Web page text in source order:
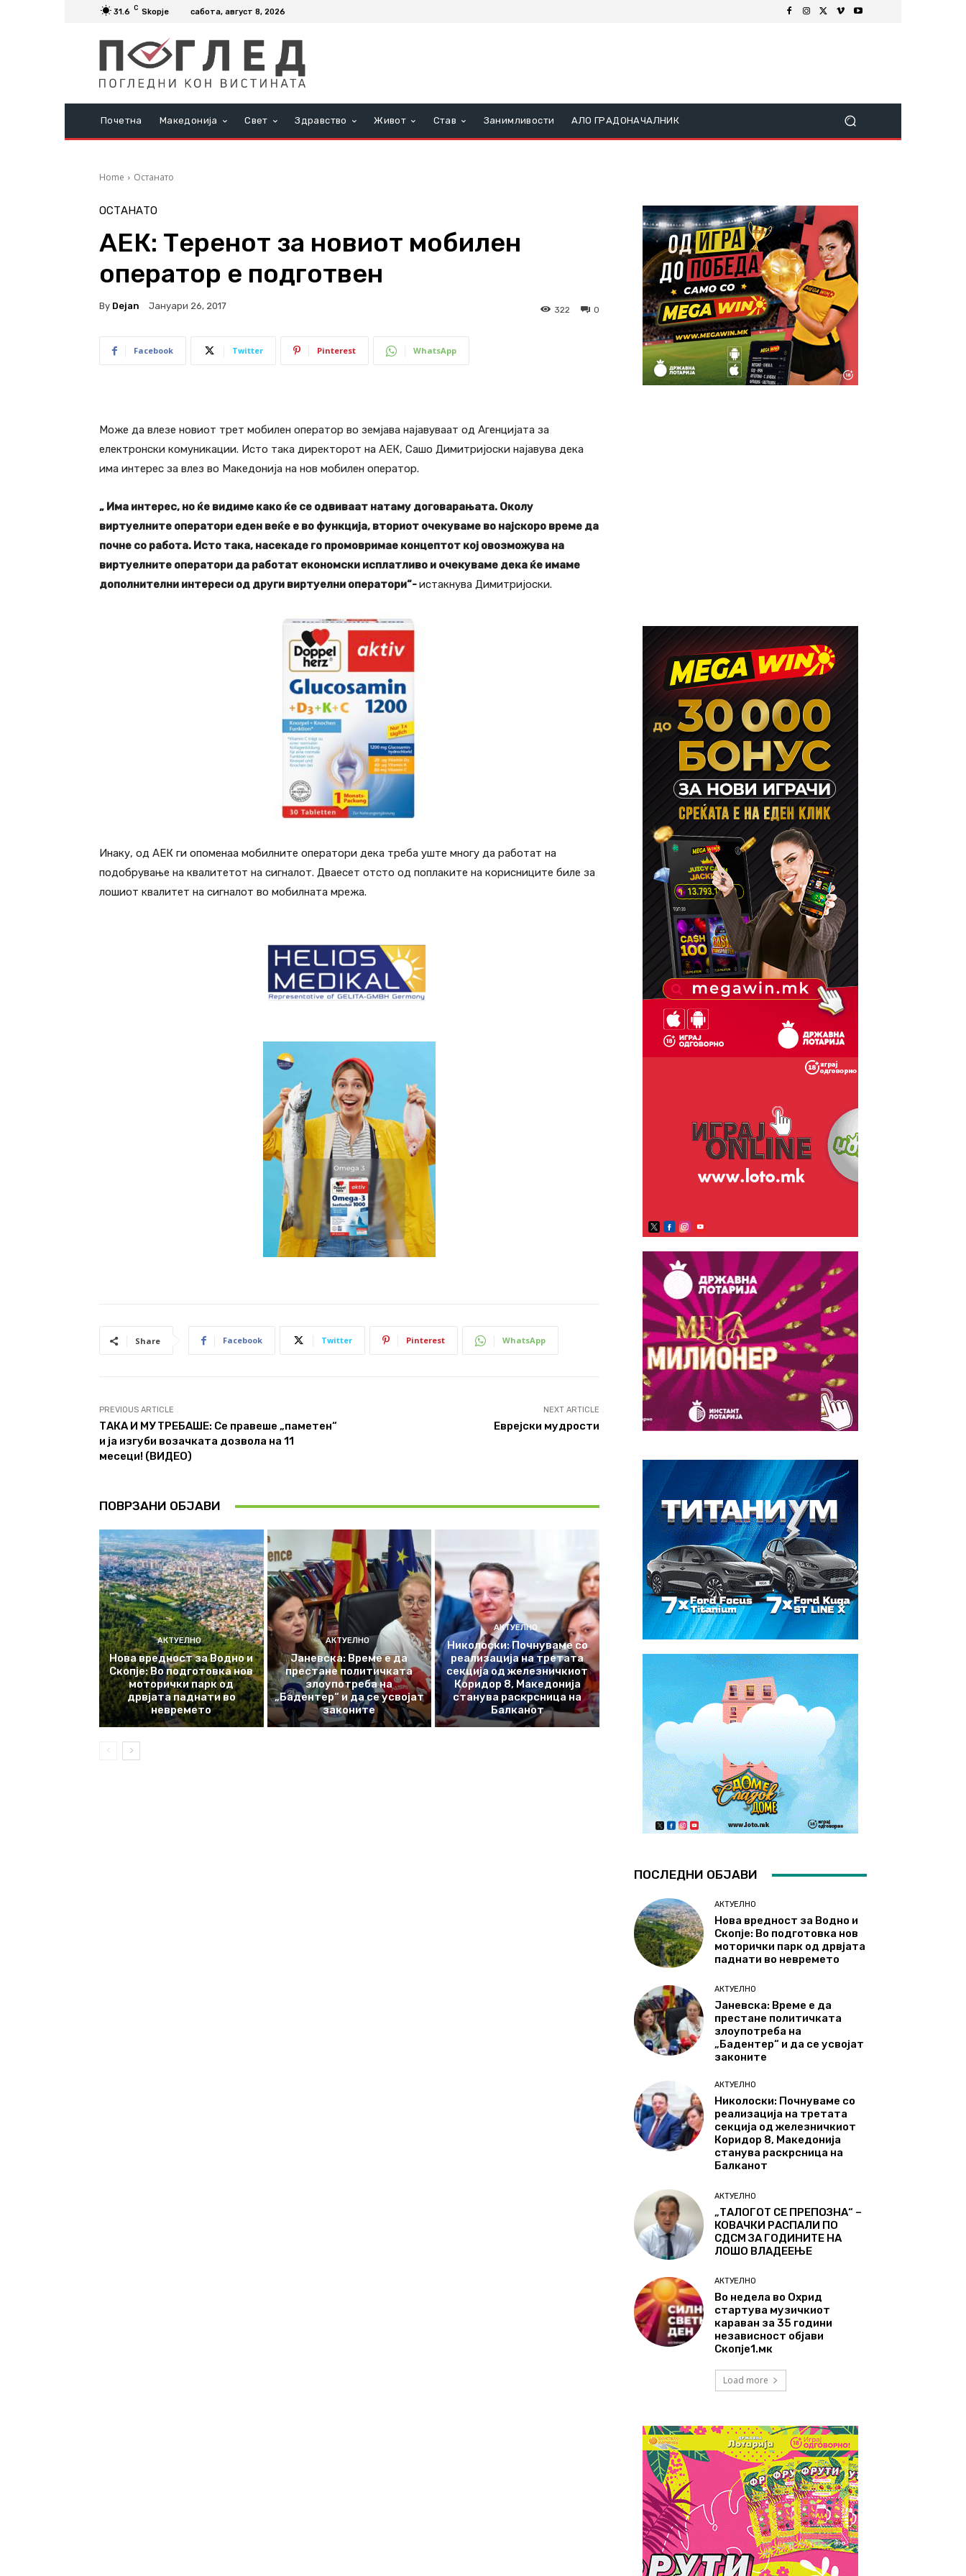
31.6 C Skopje сабота, август 8, 2026
Почетна Македонија Свет Здравство Живот Став Занимливости АЛО ГРАДОНАЧАЛНИК
Home Останато
ОСТАНАТО
АЕК: Теренот за новиот мобилен
оператор е подготвен
By Dejan Јануари 26, 2017 0
322
Facebook Twitter Pinterest WhatsApp
Може да влезе новиот трет мобилен оператор во земјава најавуваат од Агенцијата за
електронски комуникации. Исто така директорот на АЕК, Сашо Димитријоски најавува дека
има интерес за влез во Македонија на нов мобилен оператор.
„ Има интерес, но ќе видиме како ќе се одвиваат натаму договарањата. Околу
виртуелните оператори еден веќе е во функција, вториот очекуваме во најскоро време да
почне со работа. Исто така, насекаде го промовримае концептот кој овозможува на
виртуелните оператори да работат економски исплатливо и очекуваме дека ќе имаме
дополнителни интереси од други виртуелни оператори“-истакнува Димитријоски.
Инаку, од АЕК ги опоменаа мобилните оператори дека треба уште многу да работат на
подобрување на квалитетот на сигналот. Дваесет отсто од поплаките на корисниците биле за
лошиот квалитет на сигналот во мобилната мрежа.
Share Facebook Twitter Pinterest WhatsApp
PREVIOUS ARTICLE
ТАКА И МУ ТРЕБАШЕ: Се правеше „паметен“
и ја изгуби возачката дозвола на 11
месеци! (ВИДЕО)
NEXT ARTICLE
Еврејски мудрости
ПОВРЗАНИ ОБЈАВИ
АКТУЕЛНО
Нова вредност за Водно и
Скопје: Во подготовка нов
моторички парк од
дрвјата паднати во
невремето
АКТУЕЛНО
Јаневска: Време е да
престане политичката
злоупотреба на
„Бадентер“ и да се усвојат
законите
АКТУЕЛНО
Николоски: Почнуваме со
реализација на третата
секција од железничкиот
Коридор 8, Македонија
станува раскрсница на
Балканот
ПОСЛЕДНИ ОБЈАВИ
АКТУЕЛНО
Нова вредност за Водно и
Скопје: Во подготовка нов
моторички парк од дрвјата
паднати во невремето
АКТУЕЛНО
Јаневска: Време е да
престане политичката
злоупотреба на
„Бадентер“ и да се усвојат
законите
АКТУЕЛНО
Николоски: Почнуваме со
реализација на третата
секција од железничкиот
Коридор 8, Македонија
станува раскрсница на
Балканот
АКТУЕЛНО
„ТАЛОГОТ СЕ ПРЕПОЗНА“ –
КОВАЧКИ РАСПАЛИ ПО
СДСМ ЗА ГОДИНИТЕ НА
ЛОШО ВЛАДЕЕЊЕ
АКТУЕЛНО
Во недела во Охрид
стартува музичкиот
караван за 35 години
независност објави
Скопје1.мк
Load more